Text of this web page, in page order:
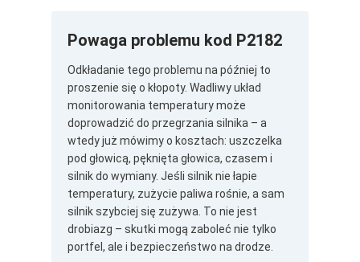
Powaga problemu kod P2182
Odkładanie tego problemu na później to
proszenie się o kłopoty. Wadliwy układ
monitorowania temperatury może
doprowadzić do przegrzania silnika – a
wtedy już mówimy o kosztach: uszczelka
pod głowicą, pęknięta głowica, czasem i
silnik do wymiany. Jeśli silnik nie łapie
temperatury, zużycie paliwa rośnie, a sam
silnik szybciej się zużywa. To nie jest
drobiazg – skutki mogą zaboleć nie tylko
portfel, ale i bezpieczeństwo na drodze.